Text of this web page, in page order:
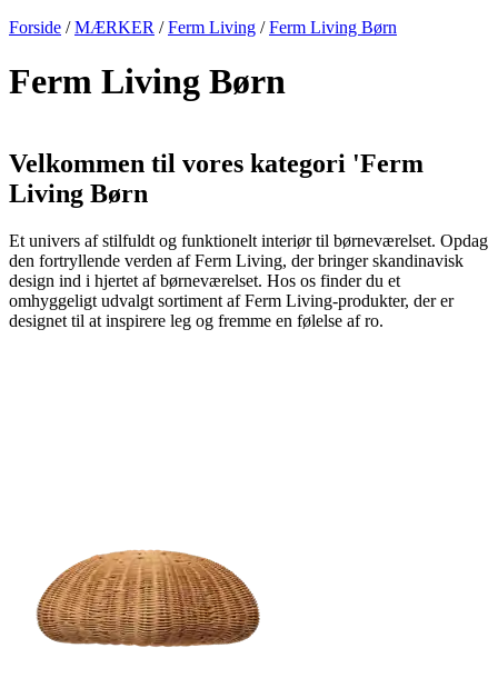
Forside /MÆRKER /Ferm Living /Ferm Living Børn
Ferm Living Børn
Velkommen til vores kategori 'Ferm
Living Børn
Et univers af stilfuldt og funktionelt interiør til børneværelset. Opdag
den fortryllende verden af Ferm Living, der bringer skandinavisk
design ind i hjertet af børneværelset. Hos os finder du et
omhyggeligt udvalgt sortiment af Ferm Living-produkter, der er
designet til at inspirere leg og fremme en følelse af ro.